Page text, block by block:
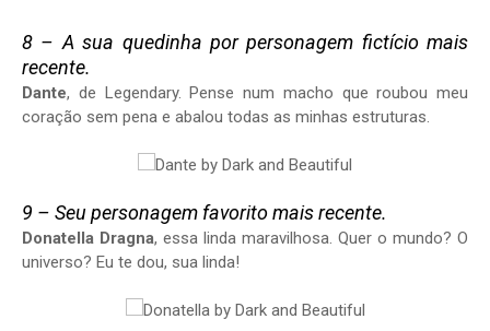
8 – A sua quedinha por personagem fictício mais
recente.
Dante, de Legendary. Pense num macho que roubou meu
coração sem pena e abalou todas as minhas estruturas.
9 – Seu personagem favorito mais recente.
Donatella Dragna, essa linda maravilhosa. Quer o mundo? O
universo? Eu te dou, sua linda!